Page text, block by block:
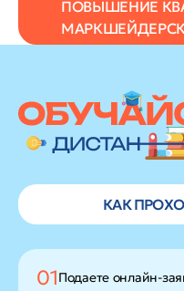
ПОВЫШЕНИЕ
КАК
01Подаете онлайн-